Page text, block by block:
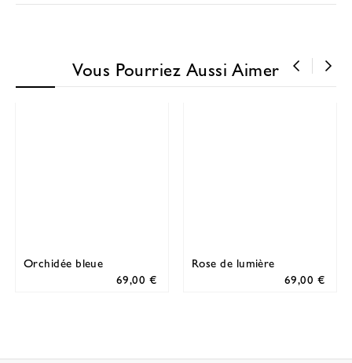
Vous Pourriez Aussi Aimer
Orchidée bleue
69,00 €
Rose de lumière
69,00 €